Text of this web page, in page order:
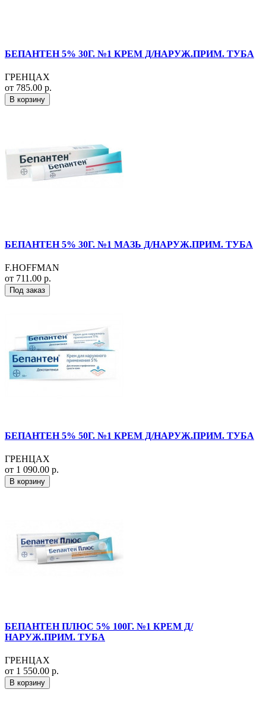
БЕПАНТЕН 5% 30Г. №1 КРЕМ Д/НАРУЖ.ПРИМ. ТУБА
ГРЕНЦАХ
от 785.00 р.
В корзину
БЕПАНТЕН 5% 30Г. №1 МАЗЬ Д/НАРУЖ.ПРИМ. ТУБА
F.HOFFMAN
от 711.00 р.
Под заказ
БЕПАНТЕН 5% 50Г. №1 КРЕМ Д/НАРУЖ.ПРИМ. ТУБА
ГРЕНЦАХ
от 1 090.00 р.
В корзину
БЕПАНТЕН ПЛЮС 5% 100Г. №1 КРЕМ Д/
НАРУЖ.ПРИМ. ТУБА
ГРЕНЦАХ
от 1 550.00 р.
В корзину